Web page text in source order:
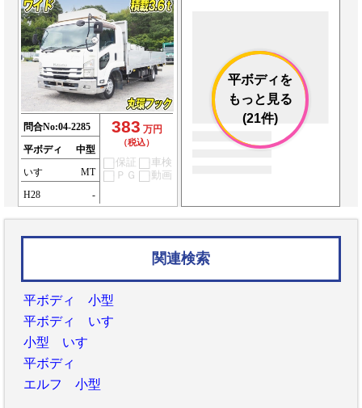
問合No:04-2285
平ボディ
中型
いすゞ
MT
H28
-
383 万円
（税込）
保証
車検
ＰＧ
動画
平ボディを
もっと見る
(21件)
関連検索
平ボディ 小型
平ボディ いすゞ
小型 いすゞ
平ボディ
エルフ 小型